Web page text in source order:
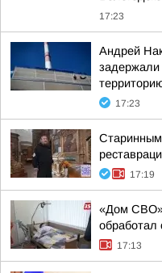
17:23
Андрей
задержали
17:23
Старинным
17:19
«Дом СВО»
обработал
17:13